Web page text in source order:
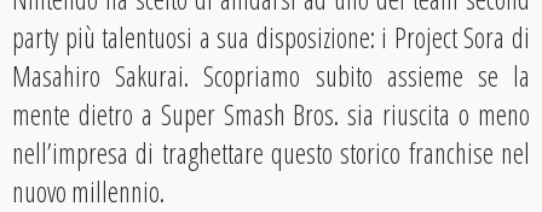
party più talentuosi a sua disposizione: i Project Sora di
Masahiro Sakurai. Scopriamo subito assieme se la
mente dietro a Super Smash Bros. sia riuscita o meno
nell’impresa di traghettare questo storico franchise nel
nuovo millennio.